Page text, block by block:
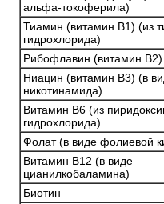
альфа-токоферила)
Тиамин (витамин B1) (из
гидрохлорида)
Рибофлавин (витамин B2)
Ниацин (витамин B3) (в
никотинамида)
Витамин B6 (из
гидрохлорида)
Фолат (в виде фолиевой
Витамин B12 (в виде
цианилкобаламина)
Биотин